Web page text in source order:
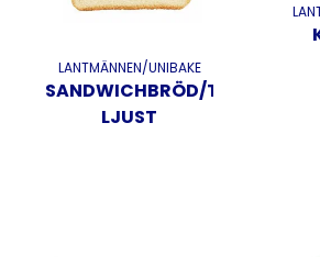
LANTMÄNNEN/UNIBAKE
SANDWICHBRÖD/TOASTBRÖD
LJUST